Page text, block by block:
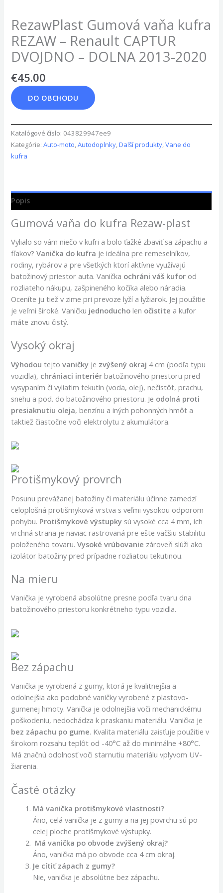
RezawPlast Gumová vaňa kufra
REZAW – Renault CAPTUR
DVOJDNO – DOLNA 2013-2020
€45.00
DO OBCHODU
Katalógové číslo: 043829947ee9
Kategórie:Auto-moto,Autodoplnky,Další produkty,Vane do
kufra
Popis
Gumová vaňa do kufra Rezaw-plast
Vylialo so vám niečo v kufri a bolo ťažké zbaviť sa zápachu a
fľakov?Vanička do kufra je ideálna pre remeselníkov,
rodiny, rybárov a pre všetkých ktorí aktívne využívajú
batožinový priestor auta. Vanička ochráni váš kufor od
rozliateho nákupu, zašpineného kočíka alebo náradia.
Oceníte ju tiež v zime pri prevoze lyží a lyžiarok. Jej použitie
je veľmi široké. Vaničku jednoducholen očistite a kufor
máte znovu čistý.
Vysoký okraj
Výhodou tejtovaničky je zvýšený okraj 4 cm (podľa typu
vozidla), chrániaci interiérbatožinového priestoru pred
vysypaním či vyliatim tekutín (voda, olej), nečistôt, prachu,
snehu a pod. do batožinového priestoru. Je odolná proti
presiaknutiu oleja, benzínu a iných pohonných hmôt a
taktiež čiastočne voči elektrolytu z akumulátora.
Protišmykový provrch
Posunu prevážanej batožiny či materiálu účinne zamedzí
celoplošná protišmyková vrstva s veľmi vysokou odporom
pohybu. Protišmykové výstupky sú vysoké cca 4 mm, ich
vrchná strana je naviac rastrovaná pre ešte väčšiu stabilitu
položeného tovaru.Vysoké vrúbovanie zároveň slúži ako
izolátor batožiny pred prípadne rozliatou tekutinou.
Na mieru
Vanička je vyrobená absolútne presne podľa tvaru dna
batožinového priestoru konkrétneho typu vozidla.
Bez zápachu
Vanička je vyrobená z gumy, ktorá je kvalitnejšia a
odolnejšia ako podobné vaničky vyrobené z plastovo-
gumenej hmoty. Vanička je odolnejšia voči mechanickému
poškodeniu, nedochádza k praskaniu materiálu. Vanička je
bez zápachu po gume. Kvalita materiálu zaisťuje použitie v
širokom rozsahu teplôt od -40°C až do minimálne +80°C.
Má značnú odolnosť voči starnutiu materiálu vplyvom UV-
žiarenia.
Časté otázky
Má vanička protišmykové vlastnosti?
Áno, celá vanička je z gumy a na jej povrchu sú po
celej ploche protišmykové výstupky.
Má vanička po obvode zvýšený okraj?
Áno, vanička má po obvode cca 4 cm okraj.
Je cítiť zápach z gumy?
Nie, vanička je absolútne bez zápachu.